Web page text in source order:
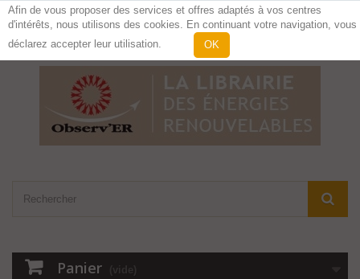
Contactez-nous
Panier (vide)
Afin de vous proposer des services et offres adaptés à vos centres
d'intérêts, nous utilisons des cookies. En continuant votre navigation, vous
déclarez accepter leur utilisation.
OK